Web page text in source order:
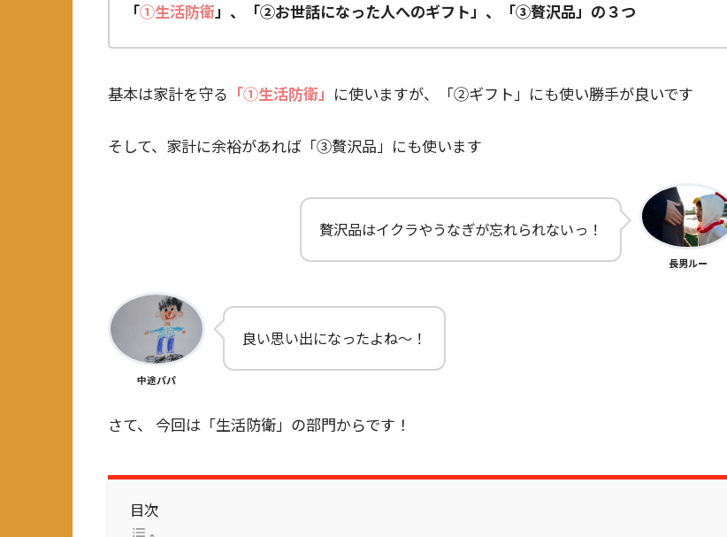
「①生活防衛 」、「②お世話になった人へのギフト」、「③贅沢品」の３つ
基本は家計を守る 「①生活防衛」 に使いますが、「②ギフト」にも使い勝手が良いです
そして、家計に余裕があれば「③贅沢品」にも使います
贅沢品はイクラやうなぎが忘れられないっ！
長男ルー
中途パパ
良い思い出になったよね～！
さて、 今回は「生活防衛」の部門からです！
目次